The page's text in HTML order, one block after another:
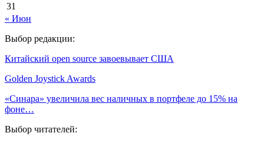
31
« Июн
Выбор редакции:
Китайский open source завоевывает США
Golden Joystick Awards
«Синара» увеличила вес наличных в портфеле до 15% на
фоне…
Выбор читателей: